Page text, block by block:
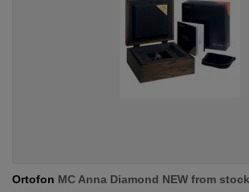
Ortofon MC Anna Diamond NEW from